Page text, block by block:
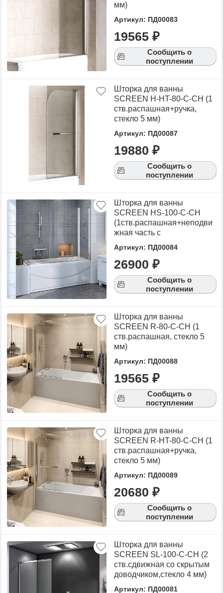
мм)
Артикул: ПД00083
19565 ₽
Сообщить о
поступлении
Шторка для ванны
SCREEN H-HT-80-C-CH (1
ств.распашная+ручка,
стекло 5 мм)
Артикул: ПД00087
19880 ₽
Сообщить о
поступлении
Шторка для ванны
SCREEN HS-100-C-CH
(1ств.распашная+неподви
жная часть с
Артикул: ПД00084
26900 ₽
Сообщить о
поступлении
Шторка для ванны
SCREEN R-80-C-CH (1
ств.распашная, стекло 5
мм)
Артикул: ПД00088
19565 ₽
Сообщить о
поступлении
Шторка для ванны
SCREEN R-HT-80-C-CH (1
ств.распашная+ручка,
стекло 5 мм)
Артикул: ПД00089
20680 ₽
Сообщить о
поступлении
Шторка для ванны
SCREEN SL-100-C-CH (2
ств.сдвижная со скрытым
доводчиком,стекло 4 мм)
Артикул: ПД00081